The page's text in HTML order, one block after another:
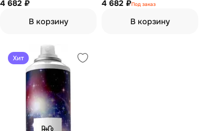
4 682 ₽
В корзину
4 682 ₽Под заказ
В корзину
Хит